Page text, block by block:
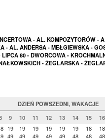
- AL. KOMPOZYTORÓW -
- AL. ANDERSA - MEŁGIEWSKA -
80 - DWORCOWA -
- ŻEGLARSKA -
DZIEŃ POWSZEDNI, WAKACJE
9 10 11 12 13 14 15 16
19
49
19
49
19
49
19
49
19
49
19
48
18
48
18
48